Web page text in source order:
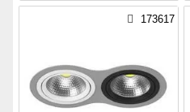
173617